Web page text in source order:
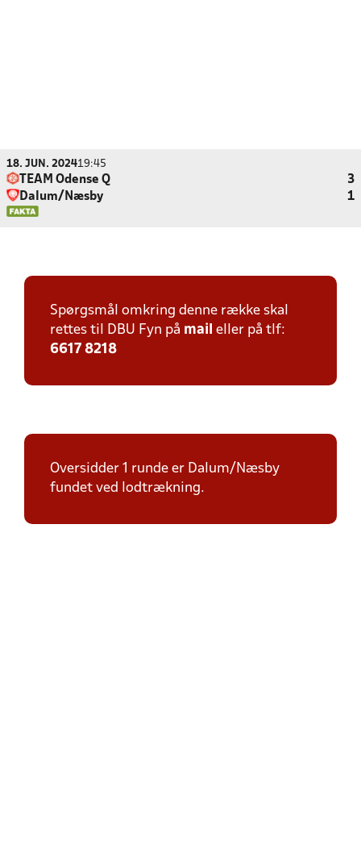
18. JUN. 202419:45
TEAM Odense Q
3
Dalum/Næsby
1
Spørgsmål omkring denne række skal
rettes til DBU Fyn på mail eller på tlf:
6617 8218
Oversidder 1 runde er Dalum/Næsby
fundet ved lodtrækning.